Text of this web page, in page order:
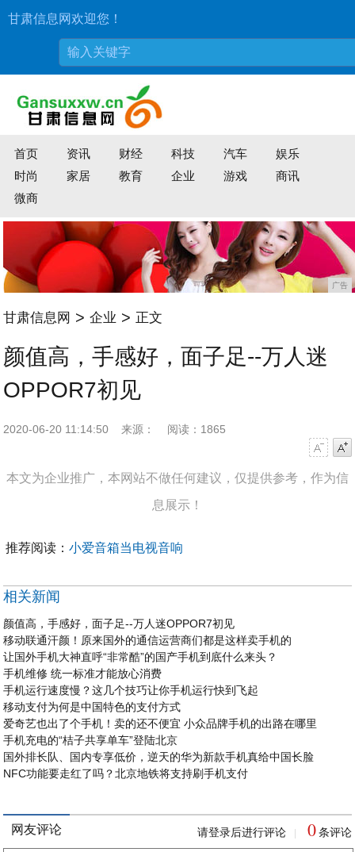
甘肃信息网欢迎您！
首页 资讯 财经 科技 汽车
娱乐
时尚
家居 教育 企业 游戏
商讯
微商
广告
甘肃信息网 > 企业 > 正文
颜值高，手感好，面子足--万人迷
OPPOR7初见
2020-06-20 11:14:50 来源：
阅读：1865
本文为企业推广，本网站不做任何建议，仅提供参考，作为信
息展示！
推荐阅读：小爱音箱当电视音响
相关新闻
颜值高，手感好，面子足--万人迷OPPOR7初见
移动联通汗颜！原来国外的通信运营商们都是这样卖手机的
让国外手机大神直呼“非常酷”的国产手机到底什么来头？
手机维修 统一标准才能放心消费
手机运行速度慢？这几个技巧让你手机运行快到飞起
移动支付为何是中国特色的支付方式
爱奇艺也出了个手机！卖的还不便宜 小众品牌手机的出路在哪里
手机充电的“桔子共享单车”登陆北京
国外排长队、国内专享低价，逆天的华为新款手机真给中国长脸
NFC功能要走红了吗？北京地铁将支持刷手机支付
网友评论 请登录后进行评论 0 条评论